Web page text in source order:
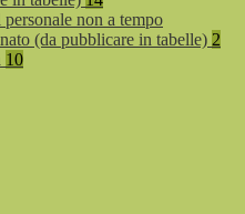
non a tempo
(da pubblicare in tabelle) 2
10